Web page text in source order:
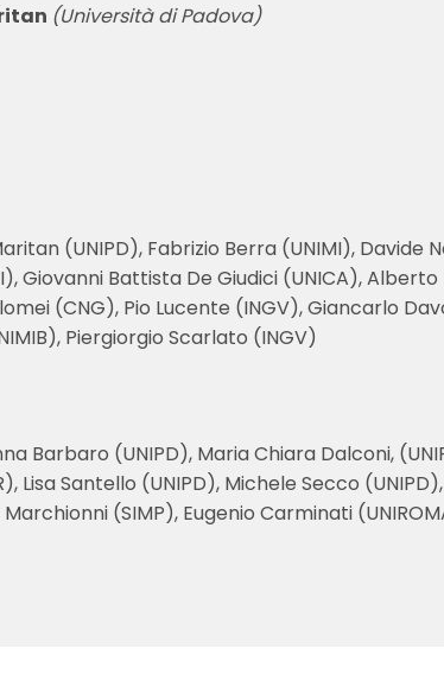
(Università di Padova)
(UNIPD), Fabrizio Berra (UNIMI), Davide
Giovanni Battista De Giudici (UNICA),
(CNG), Pio Lucente (INGV), Giancarlo
Piergiorgio Scarlato (INGV)
Barbaro (UNIPD), Maria Chiara Dalconi,
Lisa Santello (UNIPD), Michele Secco
(SIMP), Eugenio Carminati